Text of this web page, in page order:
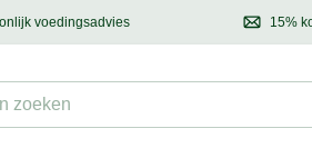
& eigenaar 15%
voedingsadvies
Mailons met uw vragen, onze